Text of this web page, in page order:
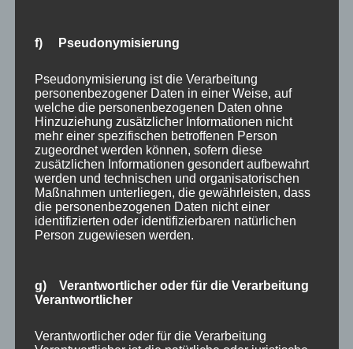
Wenn Sie planen, Ihren Projektor als Ersatz für Ihren
aktuellen Fernseher zu verwenden, sollten Sie die
Kosten für den Austausch der Lampe bei der
Anschaffung einkalkulieren. Ersatzlampen kosten etwa
Euro 200 – 400.
Wenn Ihr Projektor hauptsächlich zum Ansehen von
Filmen und für besondere Veranstaltungen verwendet
wird, ist die Lebensdauer der Lampe nicht so wichtig.
f) Pseudonymisierung
Pseudonymisierung ist die Verarbeitung
personenbezogener Daten in einer Weise, auf
welche die personenbezogenen Daten ohne
Hinzuziehung zusätzlicher Informationen nicht
mehr einer spezifischen betroffenen Person
zugeordnet werden können, sofern diese
zusätzlichen Informationen gesondert aufbewahrt
werden und technischen und organisatorischen
Maßnahmen unterliegen, die gewährleisten, dass
die personenbezogenen Daten nicht einer
identifizierten oder identifizierbaren natürlichen
Person zugewiesen werden.
g) Verantwortlicher oder für die Verarbeitung
Verantwortlicher
Verantwortlicher oder für die Verarbeitung